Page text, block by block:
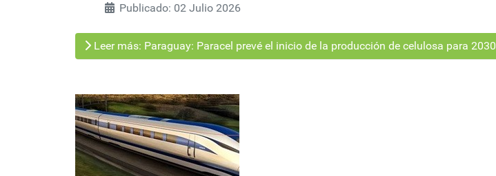
Publicado: 02 Julio 2026
Leer más: Paraguay: Paracel prevé el inicio de la producción de celulosa para 2030